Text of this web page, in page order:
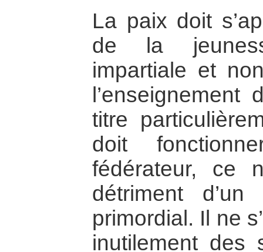
La paix doit
de la
impartiale et
titre
doit
fédérateur, ce
détriment
primordial. Il ne
inutilement des